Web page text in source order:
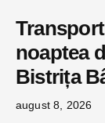
noaptea
Bistrița
august 8, 2026